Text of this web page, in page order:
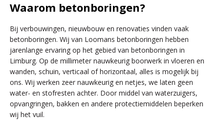
Waarom betonboringen?
Bij verbouwingen, nieuwbouw en renovaties vinden vaak
betonboringen. Wij van Loomans betonboringen hebben
jarenlange ervaring op het gebied van betonboringen in
Limburg. Op de millimeter nauwkeurig boorwerk in vloeren en
wanden, schuin, verticaal of horizontaal, alles is mogelijk bij
ons. Wij werken zeer nauwkeurig en netjes, we laten geen
water- en stofresten achter. Door middel van waterzuigers,
opvangringen, bakken en andere protectiemiddelen beperken
wij het vuil.